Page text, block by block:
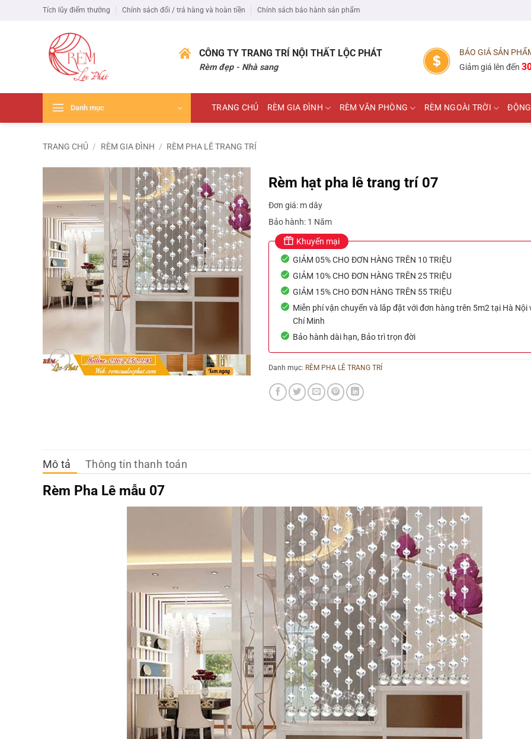
Tích lũy điểm thưởng Chính sách đổi / trả hàng và hoàn tiền Chính sách bảo hành sản phẩm
CÔNG TY TRANG TRÍ NỘI THẤT LỘC PHÁT
Rèm đẹp - Nhà sang
BÁO GIÁ SẢN
Giảm giá lên đến
Danh mục TRANG CHỦ RÈM GIA ĐÌNH RÈM VĂN PHÒNG RÈM NGOÀI TRỜI
TRANG CHỦ / RÈM GIA ĐÌNH / RÈM PHA LÊ TRANG TRÍ
Rèm hạt pha lê trang trí 07
Đơn giá: m dây
Bảo hành: 1 Năm
Khuyến mại
GIẢM 05% CHO ĐƠN HÀNG TRÊN 10 TRIỆU
GIẢM 10% CHO ĐƠN HÀNG TRÊN 25 TRIỆU
GIẢM 15% CHO ĐƠN HÀNG TRÊN 55 TRIỆU
Miễn phí vận chuyển và lắp đặt với đơn hàng trên 5m2 tại Hà Nội
Chí Minh
Bảo hành dài hạn, Bảo trì trọn đời
Danh mục: RÈM PHA LÊ TRANG TRÍ
Mô tả Thông tin thanh toán
Rèm Pha Lê mẫu 07